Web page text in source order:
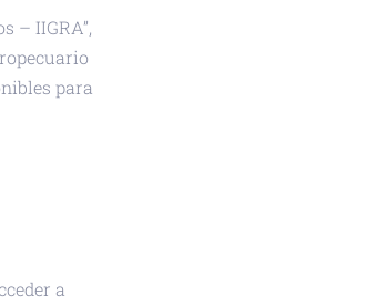
– IIGRA”,
para
a